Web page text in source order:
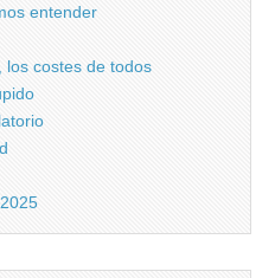
entender
los costes de todos